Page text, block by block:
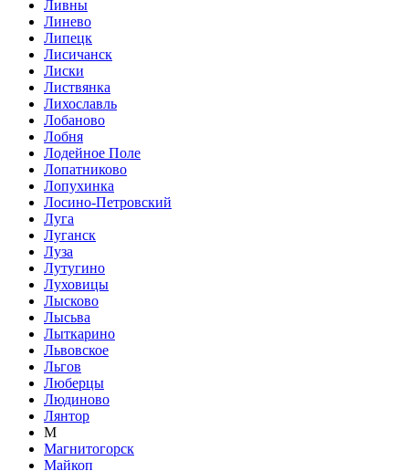
Ливны
Линево
Липецк
Лисичанск
Лиски
Листвянка
Лихославль
Лобаново
Лобня
Лодейное Поле
Лопатниково
Лопухинка
Лосино-Петровский
Луга
Луганск
Луза
Лутугино
Луховицы
Лысково
Лысьва
Лыткарино
Львовское
Льгов
Люберцы
Людиново
Лянтор
М
Магнитогорск
Майкоп